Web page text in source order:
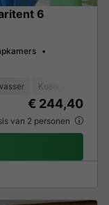
6
Koelkast
€ 244,40
van 2 personen